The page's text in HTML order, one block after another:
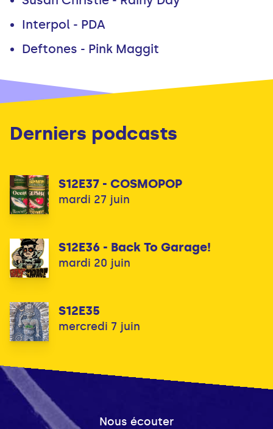
Interpol - PDA
Deftones - Pink Maggit
Derniers podcasts
S12E37 - COSMOPOP
mardi 27 juin
S12E36 - Back To Garage!
mardi 20 juin
S12E35
mercredi 7 juin
Nous écouter